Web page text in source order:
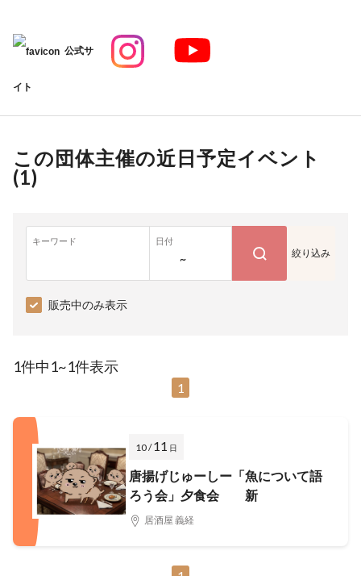
公式サ
イト
この団体主催の近日予定イベント
(1)
キーワード 日付
~ 絞り込み
販売中のみ表示
1件中1~1件表示
1
10 /11 日
唐揚げじゅーしー「魚について語
ろう会」夕食会 新
居酒屋 義経